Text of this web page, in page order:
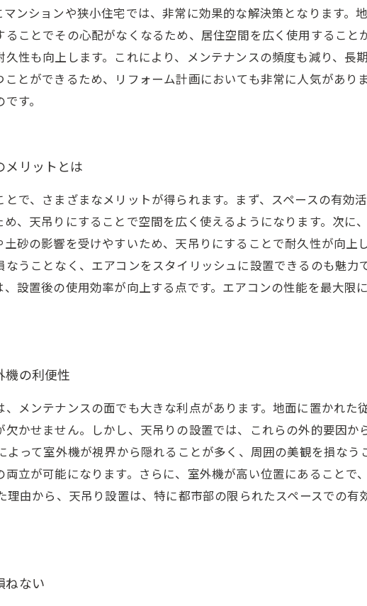
ンションや狭小住宅では、非常に効果的な解決策となります。
ことでその心配がなくなるため、居住空間を広く使用すること
性も向上します。これにより、メンテナンスの頻度も減り、長
とができるため、リフォーム計画においても非常に人気があり
す。
メリットとは
で、さまざまなメリットが得られます。まず、スペースの有効
、天吊りにすることで空間を広く使えるようになります。次に
砂の影響を受けやすいため、天吊りにすることで耐久性が向上
うことなく、エアコンをスタイリッシュに設置できるのも魅力
設置後の使用効率が向上する点です。エアコンの性能を最大限
機の利便性
メンテナンスの面でも大きな利点があります。地面に置かれた
かせません。しかし、天吊りの設置では、これらの外的要因
よって室外機が視界から隠れることが多く、周囲の美観を損な
立が可能になります。さらに、室外機が高い位置にあることで
由から、天吊り設置は、特に都市部の限られたスペースでの
ねない